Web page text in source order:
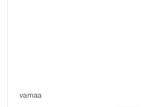
vamaa